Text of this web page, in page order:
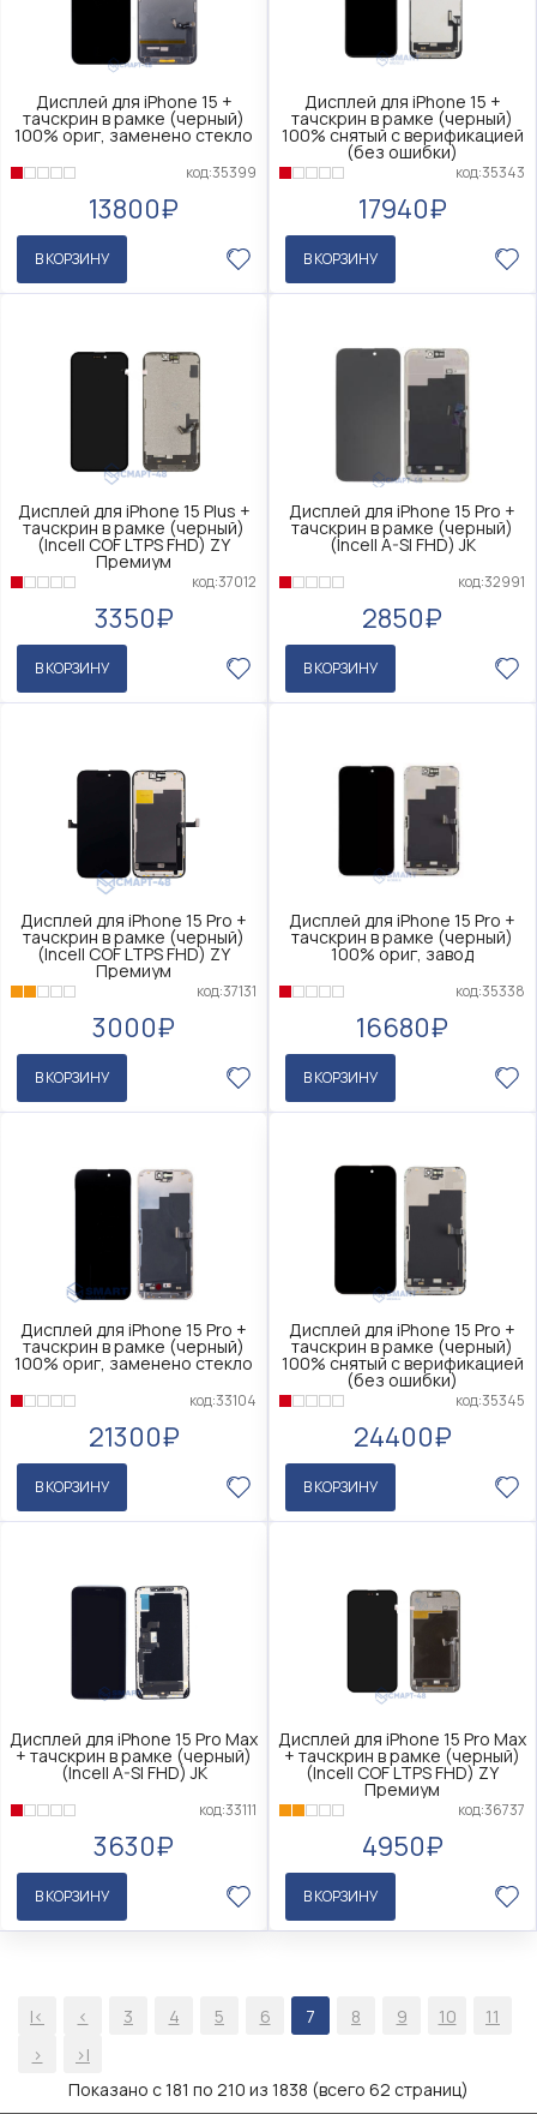
Дисплей для iPhone 15 +
тачскрин в рамке (черный)
100% ориг, заменено стекло
код:35399
13800₽
В КОРЗИНУ
Дисплей для iPhone 15 +
тачскрин в рамке (черный)
100% снятый с верификацией
(без ошибки)
код:35343
17940₽
В КОРЗИНУ
Дисплей для iPhone 15 Plus +
тачскрин в рамке (черный)
(Incell COF LTPS FHD) ZY
Премиум
код:37012
3350₽
В КОРЗИНУ
Дисплей для iPhone 15 Pro +
тачскрин в рамке (черный)
(Incell A-SI FHD) JK
код:32991
2850₽
В КОРЗИНУ
Дисплей для iPhone 15 Pro +
тачскрин в рамке (черный)
(Incell COF LTPS FHD) ZY
Премиум
код:37131
3000₽
В КОРЗИНУ
Дисплей для iPhone 15 Pro +
тачскрин в рамке (черный)
100% ориг, завод
код:35338
16680₽
В КОРЗИНУ
Дисплей для iPhone 15 Pro +
тачскрин в рамке (черный)
100% ориг, заменено стекло
код:33104
21300₽
В КОРЗИНУ
Дисплей для iPhone 15 Pro +
тачскрин в рамке (черный)
100% снятый с верификацией
(без ошибки)
код:35345
24400₽
В КОРЗИНУ
Дисплей для iPhone 15 Pro Max
+ тачскрин в рамке (черный)
(Incell A-SI FHD) JK
код:33111
3630₽
В КОРЗИНУ
Дисплей для iPhone 15 Pro Max
+ тачскрин в рамке (черный)
(Incell COF LTPS FHD) ZY
Премиум
код:36737
4950₽
В КОРЗИНУ
|< < 3 4 5 6 7 8 9 10
11
>
>|
Показано с 181 по 210 из 1838 (всего 62 страниц)